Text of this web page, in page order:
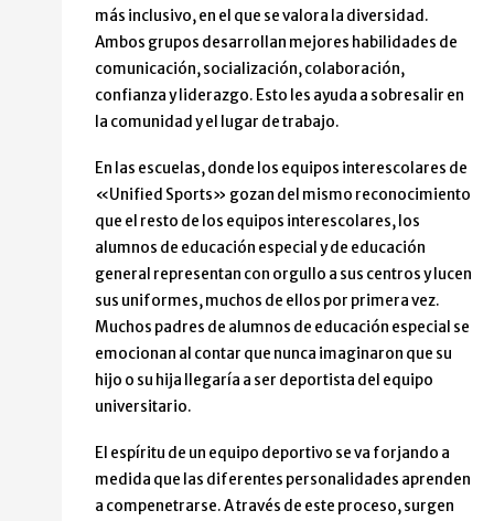
más inclusivo, en el que se valora la diversidad.
Ambos grupos desarrollan mejores habilidades de
comunicación, socialización, colaboración,
confianza y liderazgo. Esto les ayuda a sobresalir en
la comunidad y el lugar de trabajo.
En las escuelas, donde los equipos interescolares de
«Unified Sports» gozan del mismo reconocimiento
que el resto de los equipos interescolares, los
alumnos de educación especial y de educación
general representan con orgullo a sus centros y lucen
sus uniformes, muchos de ellos por primera vez.
Muchos padres de alumnos de educación especial se
emocionan al contar que nunca imaginaron que su
hijo o su hija llegaría a ser deportista del equipo
universitario.
El espíritu de un equipo deportivo se va forjando a
medida que las diferentes personalidades aprenden
a compenetrarse. A través de este proceso, surgen